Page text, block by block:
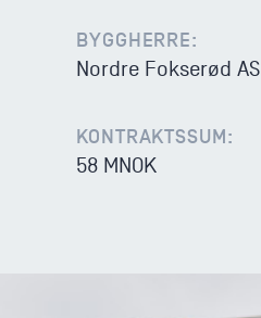
BYGGHERRE:
Nordre Fokserød AS
KONTRAKTSSUM:
58 MNOK